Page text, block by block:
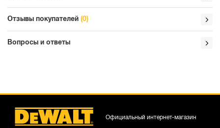
Отзывы покупателей (0)
Вопросы и ответы
Официальный интернет-магазин